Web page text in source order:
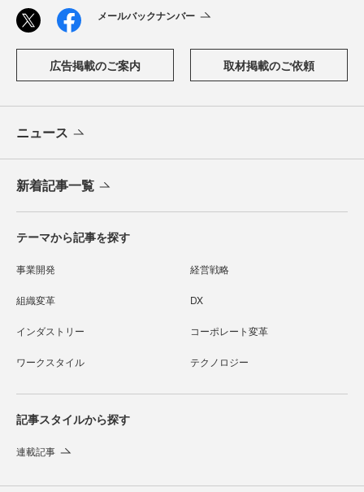
メールバックナンバー
広告掲載のご案内 取材掲載のご依頼
ニュース
新着記事一覧
テーマから記事を探す
事業開発 経営戦略
組織変革 DX
インダストリー コーポレート変革
ワークスタイル テクノロジー
記事スタイルから探す
連載記事